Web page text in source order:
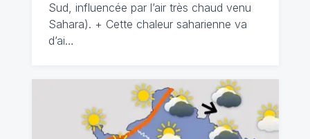
Sud, influencée par l’air très chaud venu
Sahara). + Cette chaleur saharienne va
d’ai…